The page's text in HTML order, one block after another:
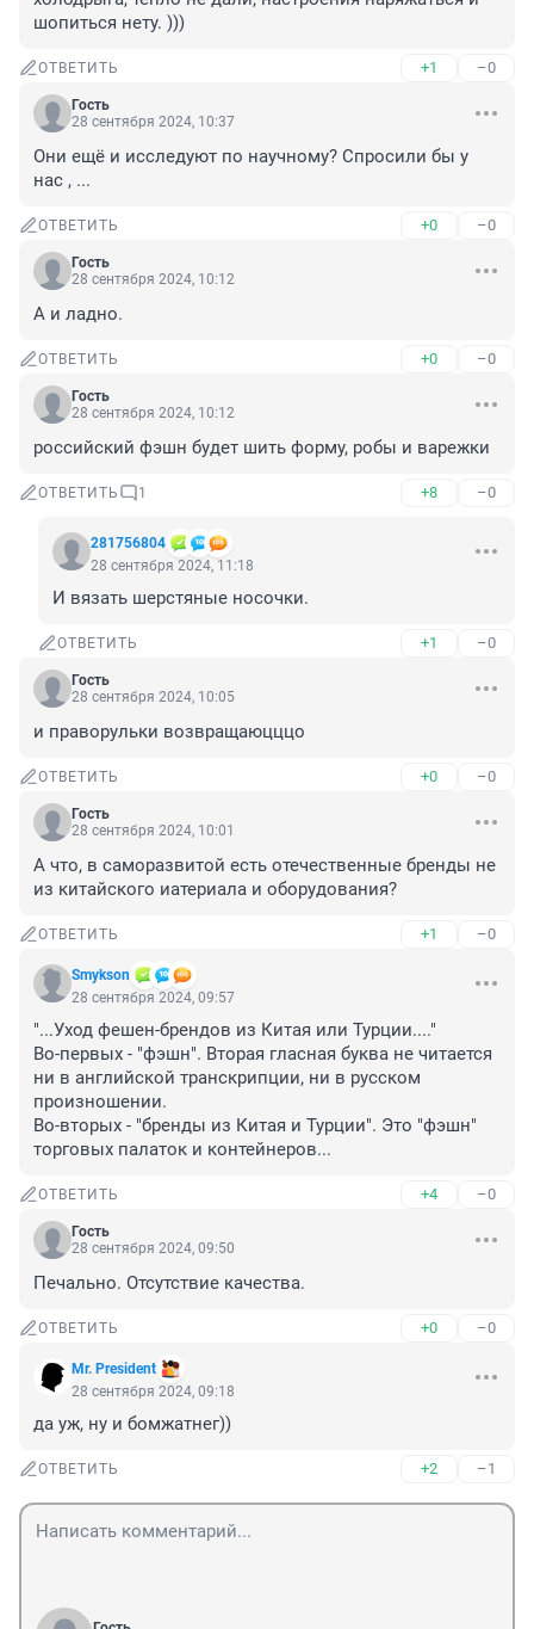
шопиться нету. )))
ОТВЕТИТЬ +1 –0
Гость
28 сентября 2024, 10:37
Они ещё и исследуют по научному? Спросили бы у
нас , ...
ОТВЕТИТЬ +0 –0
Гость
28 сентября 2024, 10:12
А и ладно.
ОТВЕТИТЬ +0 –0
Гость
28 сентября 2024, 10:12
российский фэшн будет шить форму, робы и варежки
ОТВЕТИТЬ 1 +8 –0
281756804
28 сентября 2024, 11:18
И вязать шерстяные носочки.
ОТВЕТИТЬ +1 –0
Гость
28 сентября 2024, 10:05
и праворульки возвращаюцццо
ОТВЕТИТЬ +0 –0
Гость
28 сентября 2024, 10:01
А что, в саморазвитой есть отечественные бренды не
из китайского иатериала и оборудования?
ОТВЕТИТЬ +1 –0
Smykson
28 сентября 2024, 09:57
"...Уход фешен-брендов из Китая или Турции...."
Во-первых - "фэшн". Вторая гласная буква не читается
ни в английской транскрипции, ни в русском
произношении.
Во-вторых - "бренды из Китая и Турции". Это "фэшн"
торговых палаток и контейнеров...
ОТВЕТИТЬ +4 –0
Гость
28 сентября 2024, 09:50
Печально. Отсутствие качества.
ОТВЕТИТЬ +0 –0
Mr. President
28 сентября 2024, 09:18
да уж, ну и бомжатнег))
ОТВЕТИТЬ +2 –1